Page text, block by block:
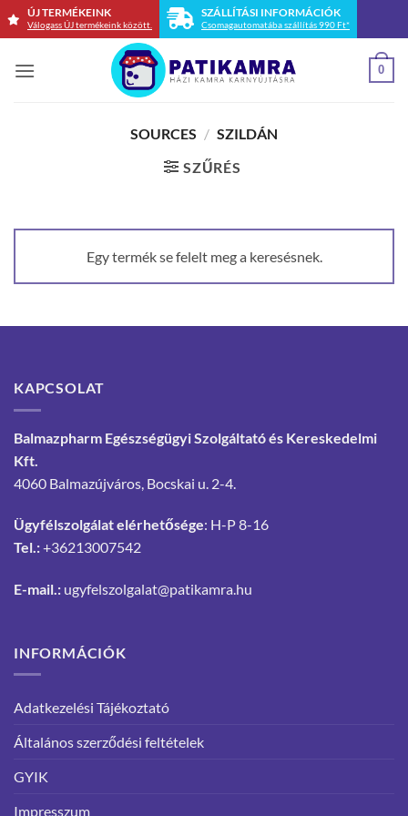
Skip
ÚJ TERMÉKEINK
Válogass ÚJ termékeink között.
SZÁLLÍTÁSI INFORMÁCIÓK
Csomagautomatába szállítás 990 Ft*
0
SOURCES / SZILDÁN
SZŰRÉS
Egy termék se felelt meg a keresésnek.
KAPCSOLAT
Balmazpharm Egészségügyi Szolgáltató és Kereskedelmi
Kft.
4060 Balmazújváros, Bocskai u. 2-4.
Ügyfélszolgálat elérhetősége: H-P 8-16
Tel.:+36213007542
E-mail.: ugyfelszolgalat@patikamra.hu
INFORMÁCIÓK
Adatkezelési Tájékoztató
Általános szerződési feltételek
GYIK
Impresszum